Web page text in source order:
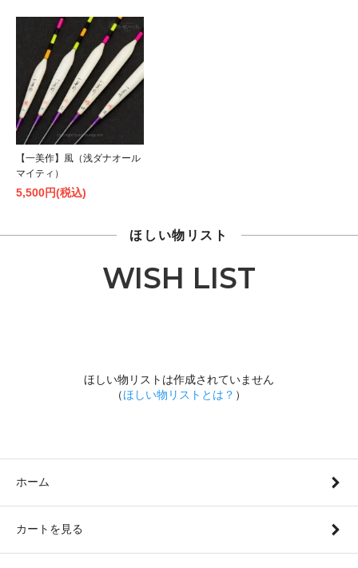
【一美作】風（浅ダナオール
マイティ）
5,500円(税込)
ほしい物リスト
WISH LIST
ほしい物リストは作成されていません
（ほしい物リストとは？ ）
ホーム
カートを見る